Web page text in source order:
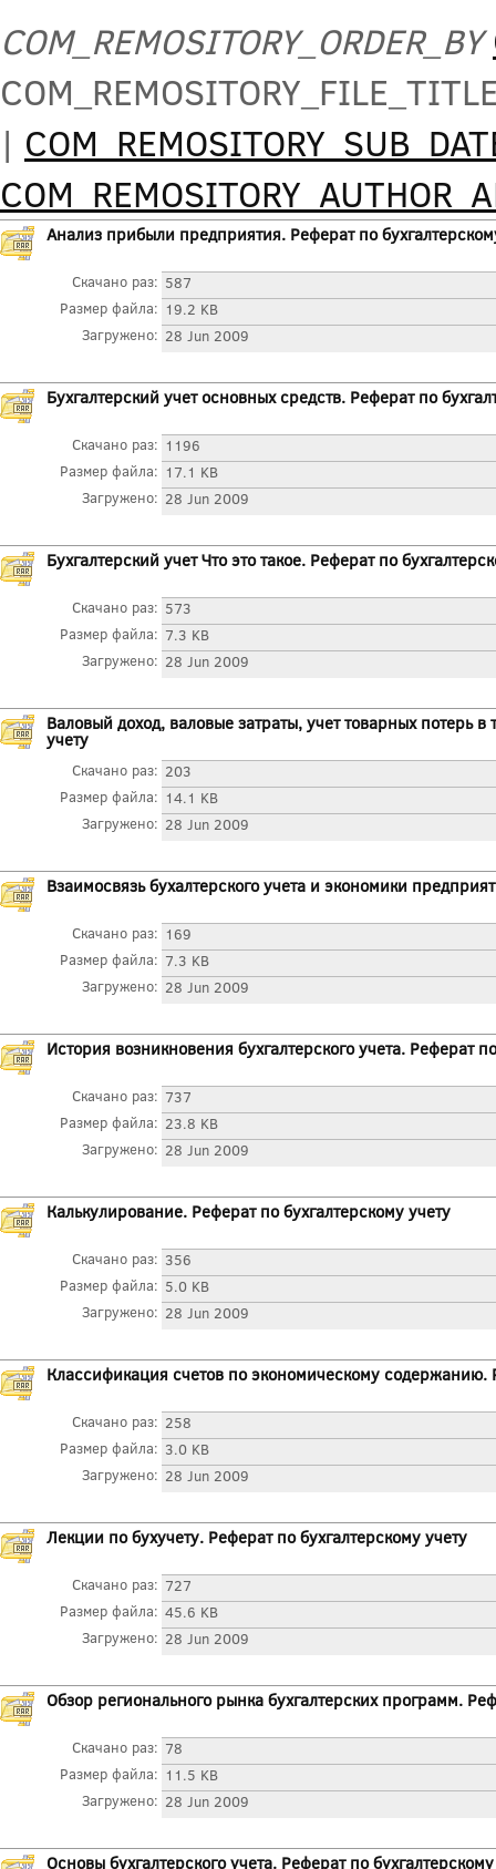
COM_REMOSITORY_ORDER_BY
|
Анализ прибыли предприятия. Реферат по
Скачано раз: 587
Размер файла: 19.2 KB
Загружено: 28 Jun 2009
Бухгалтерский учет основных средств. Реферат по
Скачано раз: 1196
Размер файла: 17.1 KB
Загружено: 28 Jun 2009
Бухгалтерский учет Что это такое. Реферат по
Скачано раз: 573
Размер файла: 7.3 KB
Загружено: 28 Jun 2009
Валовый доход, валовые затраты, учет товарных потерь в
учету
Скачано раз: 203
Размер файла: 14.1 KB
Загружено: 28 Jun 2009
Взаимосвязь бухалтерского учета и экономики
Скачано раз: 169
Размер файла: 7.3 KB
Загружено: 28 Jun 2009
История возникновения бухгалтерского учета. Реферат
Скачано раз: 737
Размер файла: 23.8 KB
Загружено: 28 Jun 2009
Калькулирование. Реферат по бухгалтерскому учету
Скачано раз: 356
Размер файла: 5.0 KB
Загружено: 28 Jun 2009
Классификация счетов по экономическому содержанию.
Скачано раз: 258
Размер файла: 3.0 KB
Загружено: 28 Jun 2009
Лекции по бухучету. Реферат по бухгалтерскому учету
Скачано раз: 727
Размер файла: 45.6 KB
Загружено: 28 Jun 2009
Обзор регионального рынка бухгалтерских программ.
Скачано раз: 78
Размер файла: 11.5 KB
Загружено: 28 Jun 2009
Основы бухгалтерского учета. Реферат по